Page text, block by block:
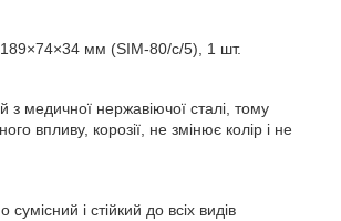
189×74×34 мм (SIM-80/с/5), 1 шт.
з медичної нержавіючої сталі, тому
впливу, корозії, не змінює колір і не
сумісний і стійкий до всіх видів